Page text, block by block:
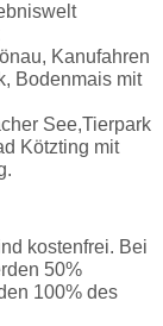
Kanufahren
Bodenmais mit
See,Tierpark
Kötzting mit
kostenfrei. Bei
50%
100% des